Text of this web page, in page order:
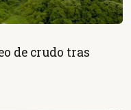
de crudo tras